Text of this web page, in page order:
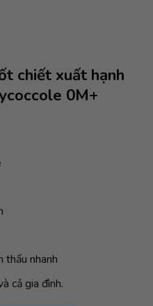
chiết xuất hạnh
0M+
thấu nhanh
cả gia đình.